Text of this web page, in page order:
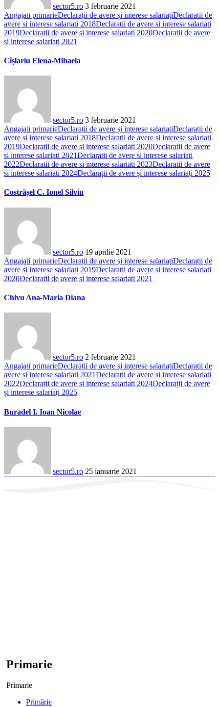
sector5.ro 3 februarie 2021
Angajati primarieDeclarații de avere și interese salariațiDeclaratii de
avere si interese salariati 2018Declaratii de avere si interese salariati
2019Declaratii de avere si interese salariati 2020Declaratii de avere
si interese salariati 2021
Cîșlariu Elena-Mihaela
sector5.ro 3 februarie 2021
Angajati primarieDeclarații de avere și interese salariațiDeclaratii de
avere si interese salariati 2018Declaratii de avere si interese salariati
2019Declaratii de avere si interese salariati 2020Declaratii de avere
si interese salariati 2021Declaratii de avere si interese salariati
2022Declaratii de avere si interese salariati 2023Declaratii de avere
si interese salariati 2024Declarații de avere și interese salariați 2025
Costrășel C. Ionel Silviu
sector5.ro 19 aprilie 2021
Angajati primarieDeclarații de avere și interese salariațiDeclaratii de
avere si interese salariati 2019Declaratii de avere si interese salariati
2020Declaratii de avere si interese salariati 2021
Chivu Ana-Maria Diana
sector5.ro 2 februarie 2021
Angajati primarieDeclarații de avere și interese salariațiDeclaratii de
avere si interese salariati 2021Declaratii de avere si interese salariati
2022Declaratii de avere si interese salariati 2024Declarații de avere
și interese salariați 2025
Buradel I. Ioan Nicolae
sector5.ro 25 ianuarie 2021
Primarie
Primarie
Primărie